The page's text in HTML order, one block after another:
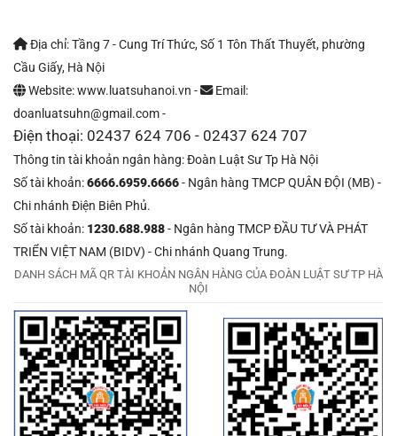
Địa chỉ: Tầng 7 - Cung Trí Thức, Số 1 Tôn Thất Thuyết, phường
Cầu Giấy, Hà Nội
Website: www.luatsuhanoi.vn -
Email:
doanluatsuhn@gmail.com -
Điện thoại: 02437 624 706 - 02437 624 707
Thông tin tài khoản ngân hàng: Đoàn Luật Sư Tp Hà Nội
Số tài khoản:6666.6959.6666- Ngân hàng TMCP QUÂN ĐỘI (MB) -
Chi nhánh Điện Biên Phủ.
Số tài khoản: 1230.688.988- Ngân hàng TMCP ĐẦU TƯ VÀ PHÁT
TRIỂN VIỆT NAM (BIDV) - Chi nhánh Quang Trung.
DANH SÁCH MÃ QR TÀI KHOẢN NGÂN HÀNG CỦA ĐOÀN LUẬT SƯ TP HÀ
NỘI